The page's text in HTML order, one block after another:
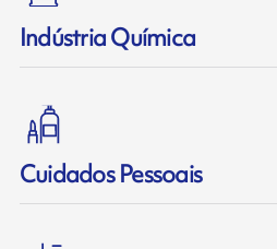
Indústria Química
Cuidados Pessoais